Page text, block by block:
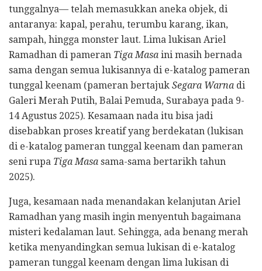
tunggalnya— telah memasukkan aneka objek, di
antaranya: kapal, perahu, terumbu karang, ikan,
sampah, hingga monster laut. Lima lukisan Ariel
Ramadhan di pameran Tiga Masa ini masih bernada
sama dengan semua lukisannya di e-katalog pameran
tunggal keenam (pameran bertajuk Segara Warna di
Galeri Merah Putih, Balai Pemuda, Surabaya pada 9-
14 Agustus 2025). Kesamaan nada itu bisa jadi
disebabkan proses kreatif yang berdekatan (lukisan
di e-katalog pameran tunggal keenam dan pameran
seni rupa Tiga Masa sama-sama bertarikh tahun
2025).
Juga, kesamaan nada menandakan kelanjutan Ariel
Ramadhan yang masih ingin menyentuh bagaimana
misteri kedalaman laut. Sehingga, ada benang merah
ketika menyandingkan semua lukisan di e-katalog
pameran tunggal keenam dengan lima lukisan di